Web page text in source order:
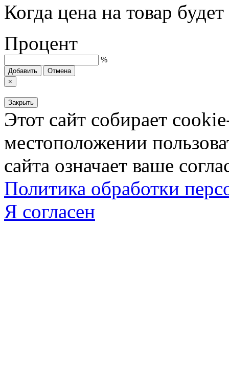
Когда цена на товар
Процент
%
Добавить
Отмена
×
Закрыть
Этот сайт собирает
местоположении
сайта означает ваше
Политика обработки
Я согласен